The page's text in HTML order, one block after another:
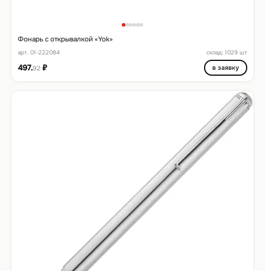
Фонарь с открывалкой «Yok»
арт. 01-222084 склад: 1029 шт
497.92₽ в заявку